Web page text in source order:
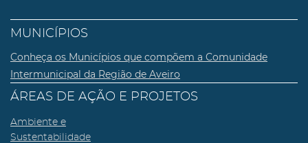
MUNICÍPIOS
Conheça os Municípios que compõem a Comunidade
Intermunicipal da Região de Aveiro
ÁREAS DE AÇÃO E PROJETOS
Ambiente e
Sustentabilidade